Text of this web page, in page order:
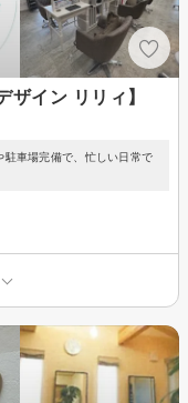
イン リリィ】
駐車場完備で、忙しい日常で